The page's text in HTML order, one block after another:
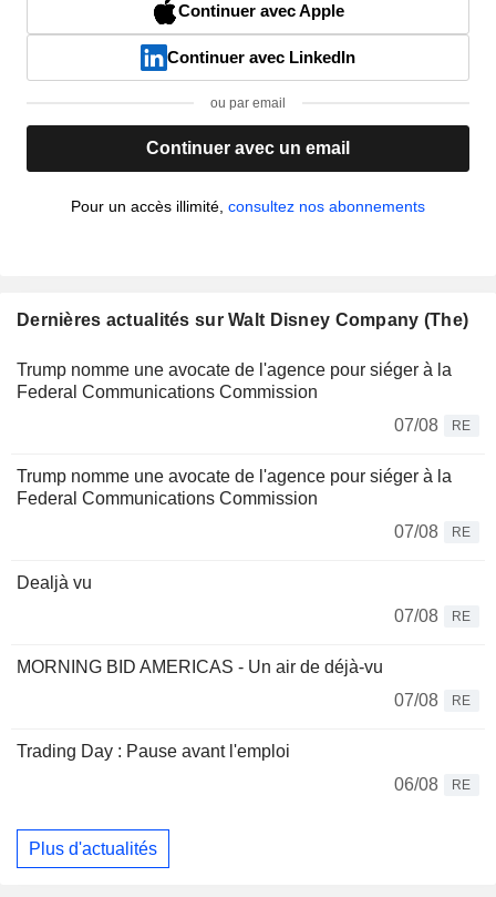
Continuer avec Apple
Continuer avec LinkedIn
ou par email
Continuer avec un email
Pour un accès illimité, consultez nos abonnements
Dernières actualités sur Walt Disney Company (The)
Trump nomme une avocate de l'agence pour siéger à la
Federal Communications Commission
07/08
RE
Trump nomme une avocate de l'agence pour siéger à la
Federal Communications Commission
07/08
RE
Dealjà vu
07/08
RE
MORNING BID AMERICAS - Un air de déjà-vu
07/08
RE
Trading Day : Pause avant l'emploi
06/08
RE
Plus d'actualités